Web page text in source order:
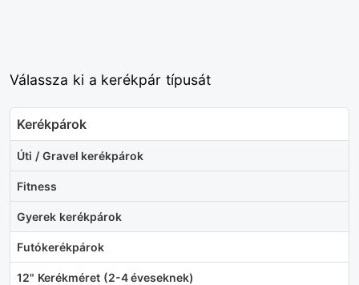
Válassza ki a kerékpár típusát
Kerékpárok
Úti / Gravel kerékpárok
Fitness
Gyerek kerékpárok
Futókerékpárok
12" Kerékméret (2-4 éveseknek)